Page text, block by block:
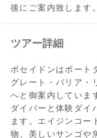
後にご案内致します。
ツアー詳細
ポセイドンはポート
グレート・バリア・
へと御案内していま
ダイバーと体験ダイ
ます。エイジンコー
物、美しいサンゴや